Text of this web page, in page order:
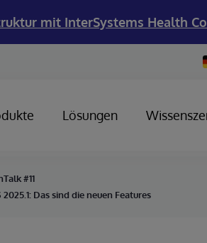
mit InterSystems Health
Lösungen
#11
Das sind die neuen Features